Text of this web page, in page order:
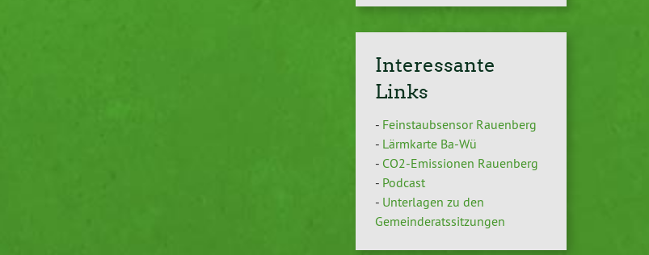
Interessante
Links
- Feinstaubsensor Rauenberg
- Lärmkarte Ba-Wü
- CO2-Emissionen Rauenberg
- Podcast
- Unterlagen zu den
Gemeinderatssitzungen